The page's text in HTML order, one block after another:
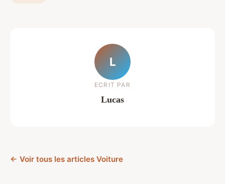
L
ECRIT PAR
Lucas
← Voir tous les articles Voiture